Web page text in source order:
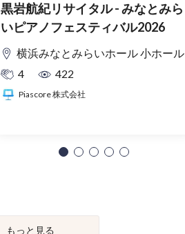
黒岩航紀リサイタル - みなとみら
いピアノフェスティバル2026
横浜みなとみらいホール 小ホール
4
422
Piascore 株式会社
もっと見る